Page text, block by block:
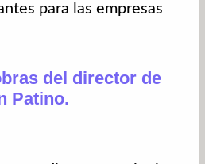
para las empresas
del director de
Patino.